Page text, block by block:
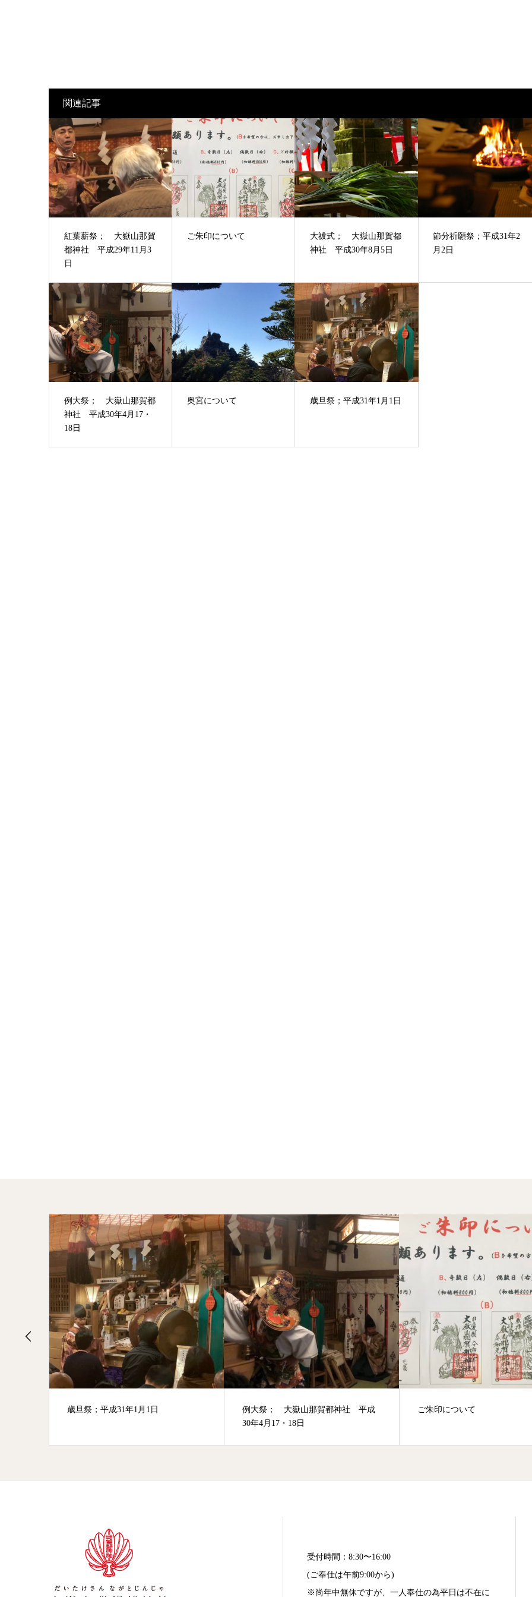
関連記事
紅葉薪祭； 大嶽山那賀
都神社 平成29年11月3
日
ご朱印について
大祓式； 大嶽山那賀都
神社 平成30年8月5日
節分祈願祭；平成31年2
月2日
例大祭； 大嶽山那賀都
神社 平成30年4月17・
18日
奥宮について 歳旦祭；平成31年1月1日
歳旦祭；平成31年1月1日
例大祭； 大嶽山那賀都神社 平成
30年4月17・18日
ご朱印について
受付時間：8:30〜16:00
(ご奉仕は午前9:00から)
※尚年中無休ですが、一人奉仕の為平日は不在に